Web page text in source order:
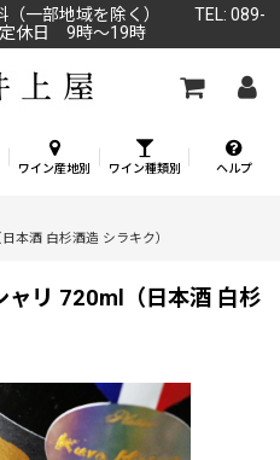
（一部地域を除く） TEL: 089-
休日 9時～19時
ワイン産地別 ワイン種類別 ヘルプ
本酒 白杉酒造 シラキク）
リ 720ml（日本酒 白杉